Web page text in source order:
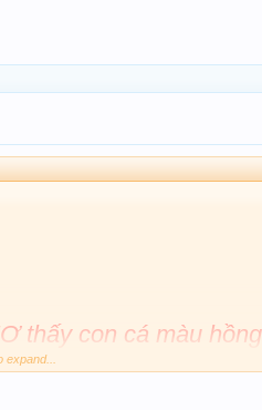
thấy con cá màu
expand...